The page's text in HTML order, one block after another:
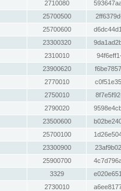
2710080
25700500
25700600
23300320
2310010
23900620
2770010
2750010
2790020
23500600
25700100
23300900
25900700
3329
2730010